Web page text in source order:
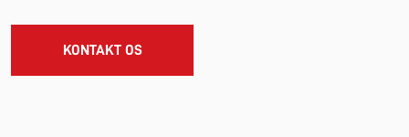
KONTAKT OS